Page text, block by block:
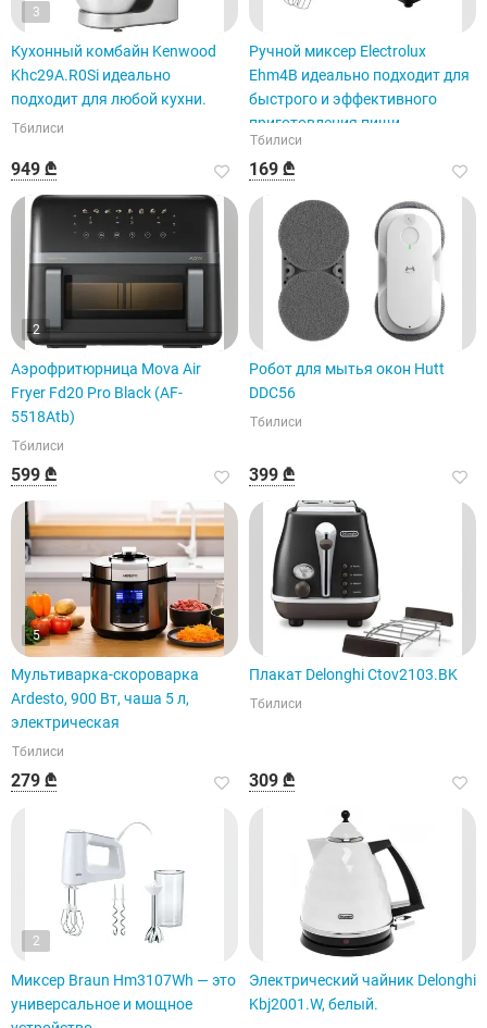
3
Кухонный комбайн Kenwood
Khc29A.R0Si идеально
подходит для любой кухни.
Тбилиси
949 ₾
Ручной миксер Electrolux
Ehm4B идеально подходит для
быстрого и эффективного
приготовления пищи.
Тбилиси
169 ₾
2
Аэрофритюрница Mova Air
Fryer Fd20 Pro Black (AF-
5518Atb)
Тбилиси
599 ₾
Робот для мытья окон Hutt
DDC56
Тбилиси
399 ₾
5
Мультиварка-скороварка
Ardesto, 900 Вт, чаша 5 л,
электрическая
Тбилиси
279 ₾
Плакат Delonghi Ctov2103.BK
Тбилиси
309 ₾
2
Миксер Braun Hm3107Wh — это
универсальное и мощное
Электрический чайник Delonghi
Kbj2001.W, белый.